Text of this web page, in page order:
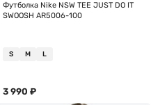
Футболка Nike NSW TEE JUST DO IT
SWOOSH AR5006-100
S M L
3 990 ₽